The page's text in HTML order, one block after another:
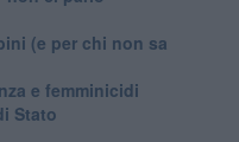
(e per chi non sa
e femminicidi
Stato